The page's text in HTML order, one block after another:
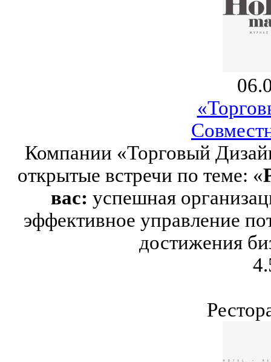
Компании «Торговый
открытые встречи по теме: «
вас: успешная
эффективное управление
достижения